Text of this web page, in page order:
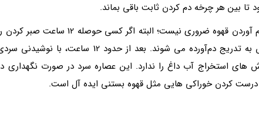
تا بین هر چرخه دم کردن ثابت باقی بماند.
در پایان باید به این نکته اشاره کنیم که دمای بالا برای دم آوردن قهوه ضروری نیست؛ البته اگر کسی حوصله 12 ساعت
داشته باشد. در روش استخراج آب سرد، سابه های خیس به تدریج دم‌آورده می شوند. بعد از حدود 12 ساعت، با
استخراج آب داغ را ندارد. این عصاره سرد در صورت نگهداری
کردن خوراکی هایی مثل قهوه بستنی ایده آل است.